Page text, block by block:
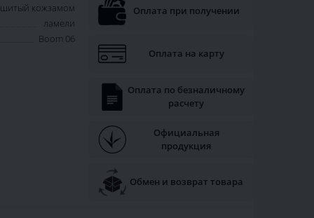
кожзамом
ламели
Boom 06
Оплата при получении
Оплата на карту
Оплата по безналичному
расчету
Официальная
продукция
Обмен и возврат товара